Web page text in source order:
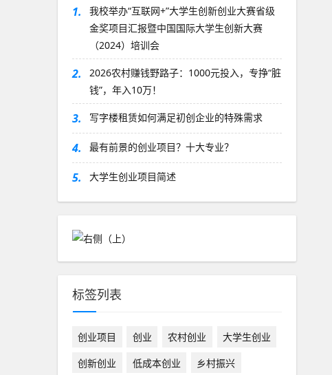
1.
我校举办“互联网+”大学生创新创业大赛省级
金奖项目汇报暨中国国际大学生创新大赛
（2024）培训会
2.
2026农村赚钱野路子：1000元投入，专挣“脏
钱”，年入10万！
3. 写字楼租赁如何满足初创企业的特殊需求
4. 最有前景的创业项目？十大专业？
5. 大学生创业项目简述
标签列表
创业项目 创业 农村创业
大学生创业
创新创业
低成本创业
乡村振兴